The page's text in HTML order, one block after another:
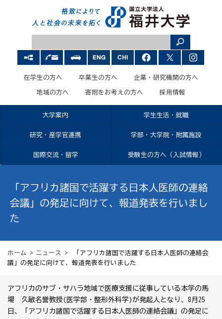
在学生の方へ 卒業生の方へ 企業・研究機関の方へ
地域の方へ 寄附をお考えの方へ 採用情報
大学案内 学生生活・就職
研究・産学官連携 学部・大学院・附属施設
国際交流・留学 受験生の方へ（入試情報）
「アフリカ諸国で活躍する日本人医師の連絡
会議」の発足に向けて、報道発表を行いまし
た
ホーム > ニュース
> 「アフリカ諸国で活躍する日本人医師の連絡会
議」の発足に向けて、報道発表を行いました
アフリカのサブ・サハラ地域で医療支援に従事している本学の馬
場 久敏名誉教授(医学部・整形外科学)が発起人となり、8月25
日、「アフリカ諸国で活躍する日本人医師の連絡会議」の発足に